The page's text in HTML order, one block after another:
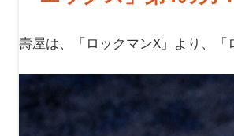
壽屋は、「ロックマンX」より、「